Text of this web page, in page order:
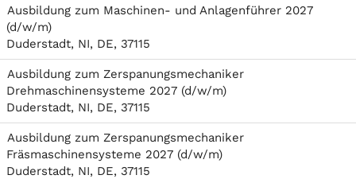
Ausbildung zum Maschinen- und Anlagenführer 2027
(d/w/m)
Duderstadt, NI, DE, 37115
Ausbildung zum Zerspanungsmechaniker
Drehmaschinensysteme 2027 (d/w/m)
Duderstadt, NI, DE, 37115
Ausbildung zum Zerspanungsmechaniker
Fräsmaschinensysteme 2027 (d/w/m)
Duderstadt, NI, DE, 37115